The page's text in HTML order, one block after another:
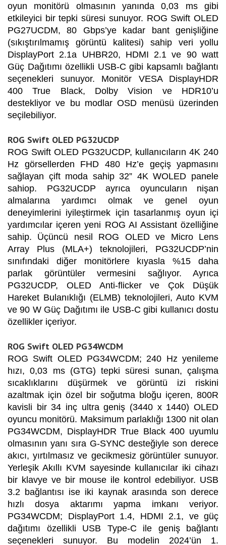
oyun monitörü olmasının yanında 0,03 ms gibi
etkileyici bir tepki süresi sunuyor. ROG Swift OLED
PG27UCDM, 80 Gbps’ye kadar bant genişliğine
(sıkıştırılmamış görüntü kalitesi) sahip veri yollu
DisplayPort 2.1a UHBR20, HDMI 2.1 ve 90 watt
Güç Dağıtımı özellikli USB-C gibi kapsamlı bağlantı
seçenekleri sunuyor. Monitör VESA DisplayHDR
400 True Black, Dolby Vision ve HDR10’u
destekliyor ve bu modlar OSD menüsü üzerinden
seçilebiliyor.
ROG Swift OLED PG32UCDP
ROG Swift OLED PG32UCDP, kullanıcıların 4K 240
Hz görsellerden FHD 480 Hz’e geçiş yapmasını
sağlayan çift moda sahip 32” 4K WOLED panele
sahiop. PG32UCDP ayrıca oyuncuların nişan
almalarına yardımcı olmak ve genel oyun
deneyimlerini iyileştirmek için tasarlanmış oyun içi
yardımcılar içeren yeni ROG AI Assistant özelliğine
sahip. Üçüncü nesil ROG OLED ve Micro Lens
Array Plus (MLA+) teknolojileri, PG32UCDP’nin
sınıfındaki diğer monitörlere kıyasla %15 daha
parlak görüntüler vermesini sağlıyor. Ayrıca
PG32UCDP, OLED Anti-flicker ve Çok Düşük
Hareket Bulanıklığı (ELMB) teknolojileri, Auto KVM
ve 90 W Güç Dağıtımı ile USB-C gibi kullanıcı dostu
özellikler içeriyor.
ROG Swift OLED PG34WCDM
ROG Swift OLED PG34WCDM; 240 Hz yenileme
hızı, 0,03 ms (GTG) tepki süresi sunan, çalışma
sıcaklıklarını düşürmek ve görüntü izi riskini
azaltmak için özel bir soğutma bloğu içeren, 800R
kavisli bir 34 inç ultra geniş (3440 x 1440) OLED
oyuncu monitörü. Maksimum parlaklığı 1300 nit olan
PG34WCDM, DisplayHDR True Black 400 uyumlu
olmasının yanı sıra G-SYNC desteğiyle son derece
akıcı, yırtılmasız ve gecikmesiz görüntüler sunuyor.
Yerleşik Akıllı KVM sayesinde kullanıcılar iki cihazı
bir klavye ve bir mouse ile kontrol edebiliyor. USB
3.2 bağlantısı ise iki kaynak arasında son derece
hızlı dosya aktarımı yapma imkanı veriyor.
PG34WCDM; DisplayPort 1.4, HDMI 2.1, ve güç
dağıtımı özellikli USB Type-C ile geniş bağlantı
seçenekleri sunuyor. Bu modelin 2024’ün 1.